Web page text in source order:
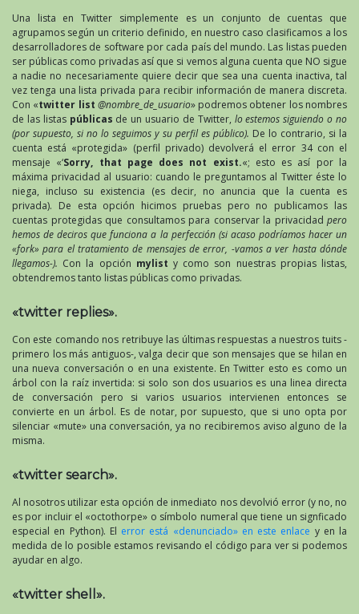
Una lista en Twitter simplemente es un conjunto de cuentas que
agrupamos según un criterio definido, en nuestro caso clasificamos a los
desarrolladores de software por cada país del mundo. Las listas pueden
ser públicas como privadas así que si vemos alguna cuenta que NO sigue
a nadie no necesariamente quiere decir que sea una cuenta inactiva, tal
vez tenga una lista privada para recibir información de manera discreta.
Con «twitter list @nombre_de_usuario» podremos obtener los nombres
de las listas públicas de un usuario de Twitter, lo estemos siguiendo o no
(por supuesto, si no lo seguimos y su perfil es público). De lo contrario, si la
cuenta está «protegida» (perfil privado) devolverá el error 34 con el
mensaje «‘Sorry, that page does not exist.«; esto es así por la
máxima privacidad al usuario: cuando le preguntamos al Twitter éste lo
niega, incluso su existencia (es decir, no anuncia que la cuenta es
privada). De esta opción hicimos pruebas pero no publicamos las
cuentas protegidas que consultamos para conservar la privacidad pero
hemos de deciros que funciona a la perfección (si acaso podríamos hacer un
«fork» para el tratamiento de mensajes de error, -vamos a ver hasta dónde
llegamos-). Con la opción mylist y como son nuestras propias listas,
obtendremos tanto listas públicas como privadas.
«twitter replies».
Con este comando nos retribuye las últimas respuestas a nuestros tuits -
primero los más antiguos-, valga decir que son mensajes que se hilan en
una nueva conversación o en una existente. En Twitter esto es como un
árbol con la raíz invertida: si solo son dos usuarios es una linea directa
de conversación pero si varios usuarios intervienen entonces se
convierte en un árbol. Es de notar, por supuesto, que si uno opta por
silenciar «mute» una conversación, ya no recibiremos aviso alguno de la
misma.
«twitter search».
Al nosotros utilizar esta opción de inmediato nos devolvió error (y no, no
es por incluir el «octothorpe» o símbolo numeral que tiene un signficado
especial en Python). El error está «denunciado» en este enlace y en la
medida de lo posible estamos revisando el código para ver si podemos
ayudar en algo.
«twitter shell».